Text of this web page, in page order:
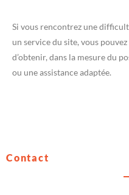
Si vous rencontrez une
un service du site, vous
d’obtenir, dans la mesure du
ou une assistance adaptée.
Contact